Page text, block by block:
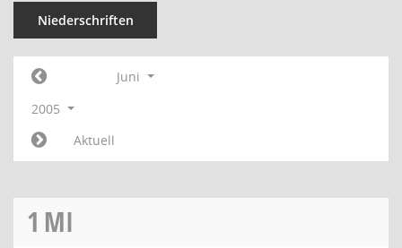
Niederschriften
Juni
2005
Aktuell
1 MI